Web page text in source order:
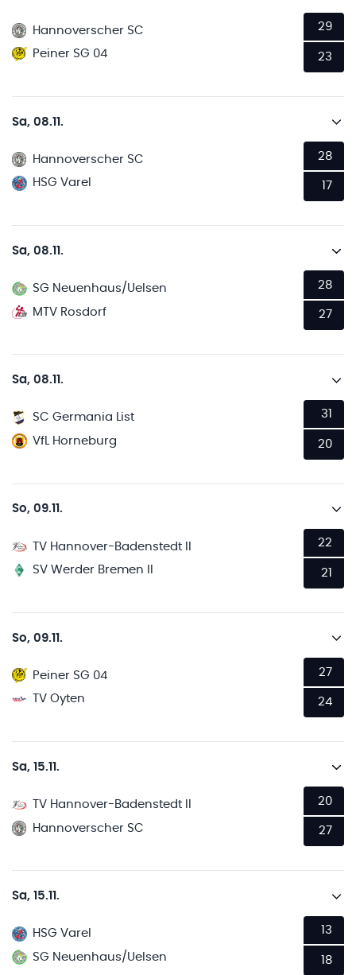
Hannoverscher SC
Peiner SG 04
29
23
Sa, 08.11.
Hannoverscher SC
HSG Varel
28
17
Sa, 08.11.
SG Neuenhaus/Uelsen
MTV Rosdorf
28
27
Sa, 08.11.
SC Germania List
VfL Horneburg
31
20
So, 09.11.
TV Hannover-Badenstedt II
SV Werder Bremen II
22
21
So, 09.11.
Peiner SG 04
TV Oyten
27
24
Sa, 15.11.
TV Hannover-Badenstedt II
Hannoverscher SC
20
27
Sa, 15.11.
HSG Varel
SG Neuenhaus/Uelsen
13
18